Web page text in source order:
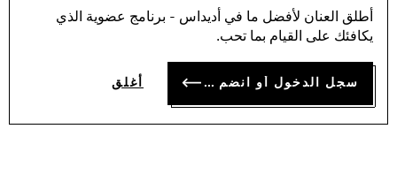
أطلق العنان لأفضل ما في أديداس - برنامج عضوية الذي
يكافئك على القيام بما تحب.
سجل الدخول أو انضم الآن أغلق
حذاء RUNBLAZE M
OMR 25.25